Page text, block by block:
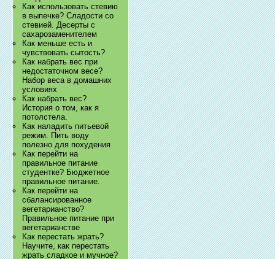
Как использовать стевию
в выпечке? Сладости со
стевией. Десерты с
сахарозаменителем
Как меньше есть и
чувствовать сытость?
Как набрать вес при
недостаточном весе?
Набор веса в домашних
условиях
Как набрать вес?
История о том, как я
потолстела.
Как наладить питьевой
режим. Пить воду
полезно для похудения
Как перейти на
правильное питание
студентке? Бюджетное
правильное питание.
Как перейти на
сбалансированное
вегетарианство?
Правильное питание при
вегетарианстве
Как перестать жрать?
Научите, как перестать
жрать сладкое и мучное?